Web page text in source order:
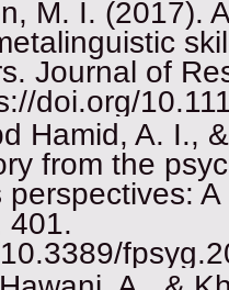
M. I. (2017).
Journal of
doi.org/
Hamid, A. I.,
from the
401.